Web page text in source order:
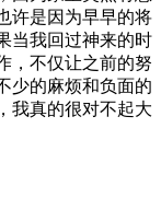
许是因为早早的将
当我回过神来的时
，不仅让之前的努
少的麻烦和负面的
我真的很对不起大